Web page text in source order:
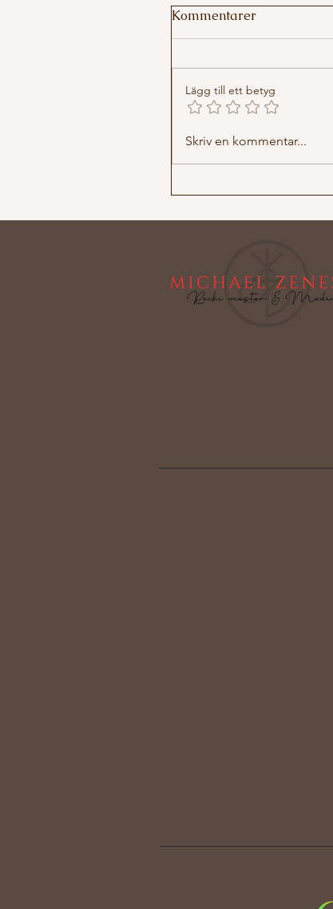
Skapa plats för det du
Kommentarer
Lägg till ett betyg
Skriv en kommentar...